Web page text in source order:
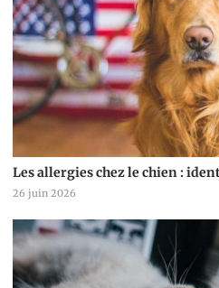
Les allergies chez le chien :
26 juin 2026